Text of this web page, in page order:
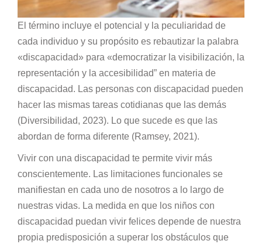
El término incluye el potencial y la peculiaridad de
cada individuo y su propósito es rebautizar la palabra
«discapacidad» para «democratizar la visibilización, la
representación y la accesibilidad” en materia de
discapacidad. Las personas con discapacidad pueden
hacer las mismas tareas cotidianas que las demás
(Diversibilidad, 2023). Lo que sucede es que las
abordan de forma diferente (Ramsey, 2021).
Vivir con una discapacidad te permite vivir más
conscientemente. Las limitaciones funcionales se
manifiestan en cada uno de nosotros a lo largo de
nuestras vidas. La medida en que los niños con
discapacidad puedan vivir felices depende de nuestra
propia predisposición a superar los obstáculos que